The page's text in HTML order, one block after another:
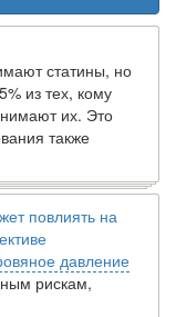
статины, но
из тех, кому
их. Это
также
повлиять на
давление
рискам,